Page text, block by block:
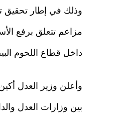
وذلك في إطار تحقيق
مزاعم تتعلق برفع
داخل قطاع اللحوم
وأعلن وزير العدل
بين وزارات العدل